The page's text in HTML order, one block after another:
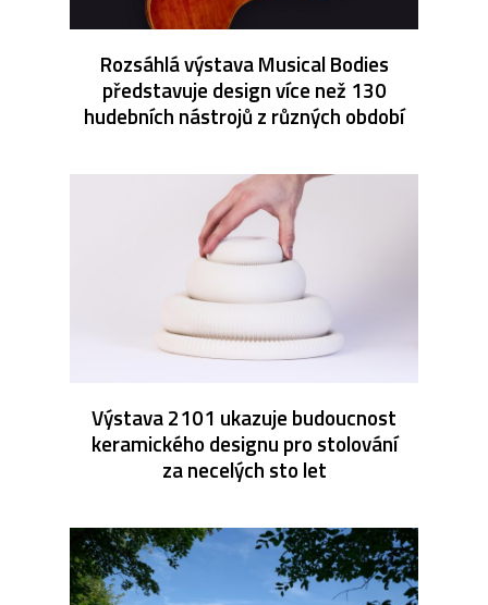
Rozsáhlá výstava Musical Bodies
představuje design více než 130
hudebních nástrojů z různých období
Výstava 2101 ukazuje budoucnost
keramického designu pro stolování
za necelých sto let